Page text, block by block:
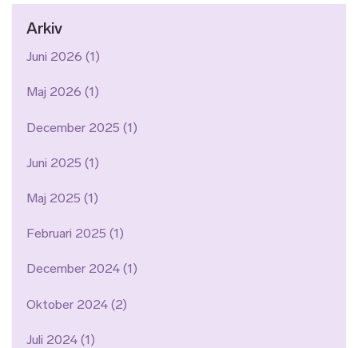
Arkiv
Juni 2026 (1)
Maj 2026 (1)
December 2025 (1)
Juni 2025 (1)
Maj 2025 (1)
Februari 2025 (1)
December 2024 (1)
Oktober 2024 (2)
Juli 2024 (1)